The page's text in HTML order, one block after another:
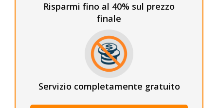
Risparmi fino al 40% sul prezzo
finale
Servizio completamente gratuito